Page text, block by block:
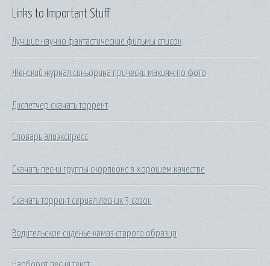
Links to Important Stuff
Лучшие научно фантастические фильмы список
Женский журнал синьорина прически макияж по фото
Диспетчер скачать торрент
Словарь алиэкспресс
Скачать песни группы скорпионс в хорошем качестве
Скачать торрент сериал лесник 3 сезон
Водительское сиденье камаз старого образца